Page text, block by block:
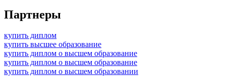
Партнеры
купить диплом
купить высшее образование
купить диплом о высшем образование
купить диплом о высшем образование
купить диплом о высшем образовании